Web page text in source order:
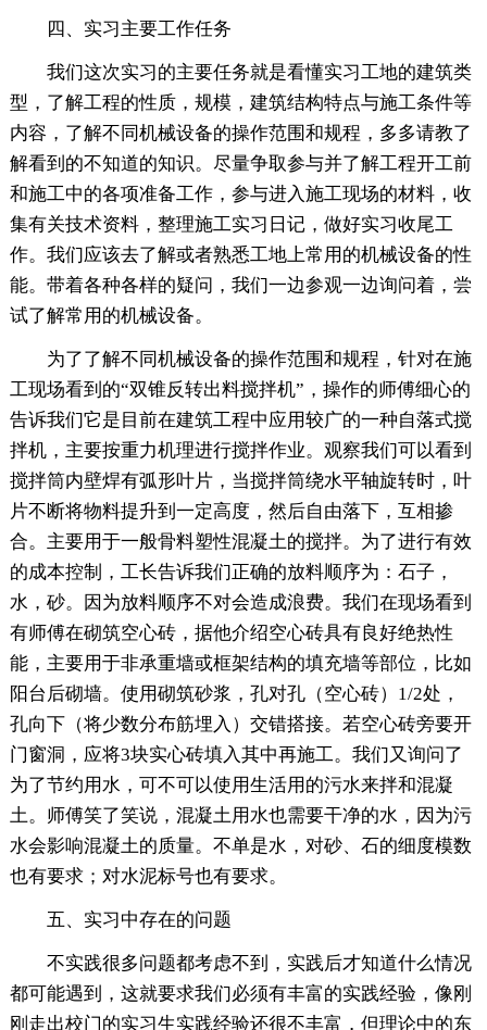
四、实习主要工作任务
我们这次实习的主要任务就是看懂实习工地的建筑类
型，了解工程的性质，规模，建筑结构特点与施工条件等
内容，了解不同机械设备的操作范围和规程，多多请教了
解看到的不知道的知识。尽量争取参与并了解工程开工前
和施工中的各项准备工作，参与进入施工现场的材料，收
集有关技术资料，整理施工实习日记，做好实习收尾工
作。我们应该去了解或者熟悉工地上常用的机械设备的性
能。带着各种各样的疑问，我们一边参观一边询问着，尝
试了解常用的机械设备。
为了了解不同机械设备的操作范围和规程，针对在施
工现场看到的“双锥反转出料搅拌机”，操作的师傅细心的
告诉我们它是目前在建筑工程中应用较广的一种自落式搅
拌机，主要按重力机理进行搅拌作业。观察我们可以看到
搅拌筒内壁焊有弧形叶片，当搅拌筒绕水平轴旋转时，叶
片不断将物料提升到一定高度，然后自由落下，互相掺
合。主要用于一般骨料塑性混凝土的搅拌。为了进行有效
的成本控制，工长告诉我们正确的放料顺序为：石子，
水，砂。因为放料顺序不对会造成浪费。我们在现场看到
有师傅在砌筑空心砖，据他介绍空心砖具有良好绝热性
能，主要用于非承重墙或框架结构的填充墙等部位，比如
阳台后砌墙。使用砌筑砂浆，孔对孔（空心砖）1/2处，
孔向下（将少数分布筋埋入）交错搭接。若空心砖旁要开
门窗洞，应将3块实心砖填入其中再施工。我们又询问了
为了节约用水，可不可以使用生活用的污水来拌和混凝
土。师傅笑了笑说，混凝土用水也需要干净的水，因为污
水会影响混凝土的质量。不单是水，对砂、石的细度模数
也有要求；对水泥标号也有要求。
五、实习中存在的问题
不实践很多问题都考虑不到，实践后才知道什么情况
都可能遇到，这就要求我们必须有丰富的实践经验，像刚
刚走出校门的实习生实践经验还很不丰富，但理论中的东